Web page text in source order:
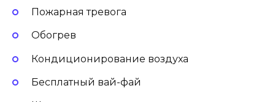
Пожарная тревога
Обогрев
Кондиционирование воздуха
Бесплатный вай-фай